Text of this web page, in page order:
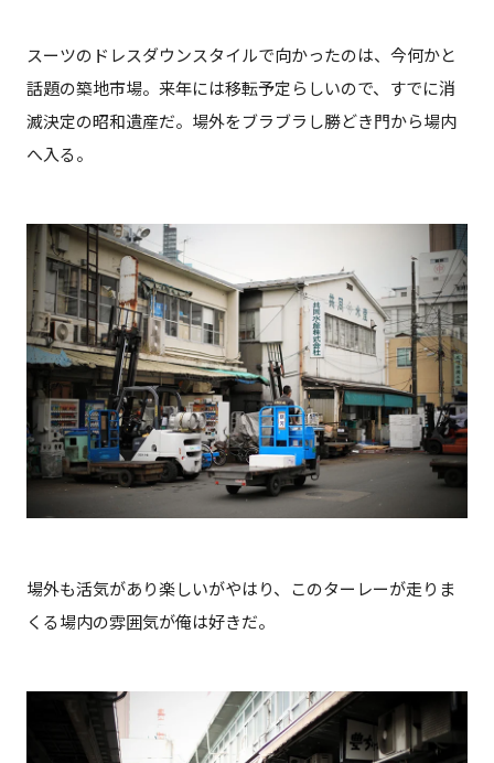
スーツのドレスダウンスタイルで向かったのは、今何かと
話題の築地市場。来年には移転予定らしいので、すでに消
滅決定の昭和遺産だ。場外をブラブラし勝どき門から場内
へ入る。
場外も活気があり楽しいがやはり、このターレーが走りま
くる場内の雰囲気が俺は好きだ。